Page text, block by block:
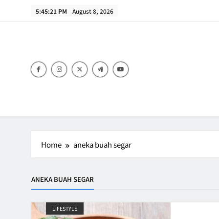
5:45:21 PM August 8, 2026
Home aneka buah segar
ANEKA BUAH SEGAR
LIFESTYLE